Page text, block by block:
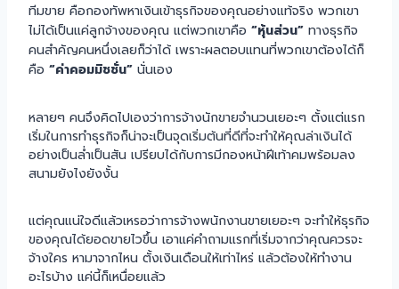
ทีมขาย คือกองทัพหาเงินเข้าธุรกิจของคุณอย่างแท้จริง พวกเขา
ไม่ได้เป็นแค่ลูกจ้างของคุณ แต่พวกเขาคือ “หุ้นส่วน” ทางธุรกิจ
คนสำคัญคนหนึ่งเลยก็ว่าได้ เพราะผลตอบแทนที่พวกเขาต้องได้ก็
คือ “ค่าคอมมิชชั่น” นั่นเอง
หลายๆ คนจึงคิดไปเองว่าการจ้างนักขายจำนวนเยอะๆ ตั้งแต่แรก
เริ่มในการทำธุรกิจก็น่าจะเป็นจุดเริ่มต้นที่ดีที่จะทำให้คุณล่าเงินได้
อย่างเป็นล่ำเป็นสัน เปรียบได้กับการมีกองหน้าฝีเท้าคมพร้อมลง
สนามยังไงยังงั้น
แต่คุณแน่ใจดีแล้วเหรอว่าการจ้างพนักงานขายเยอะๆ จะทำให้ธุรกิจ
ของคุณได้ยอดขายไวขึ้น เอาแค่คำถามแรกที่เริ่มจากว่าคุณควรจะ
จ้างใคร หามาจากไหน ตั้งเงินเดือนให้เท่าไหร่ แล้วต้องให้ทำงาน
อะไรบ้าง แค่นี้ก็เหนื่อยแล้ว